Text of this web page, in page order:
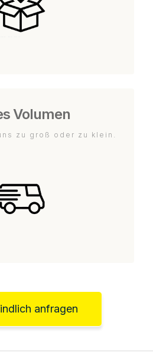
Volumen
zu groß oder zu klein.
anfragen